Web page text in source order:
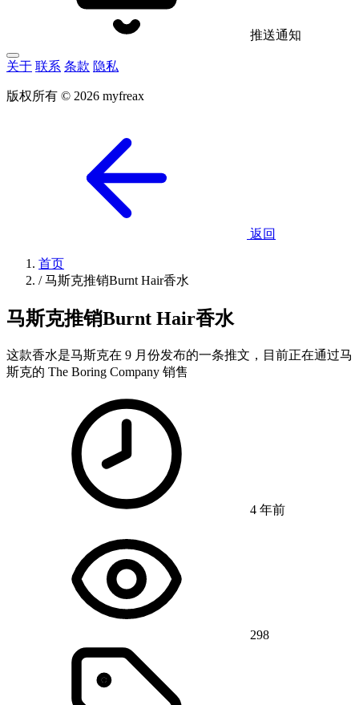
推送通知
关于 联系 条款 隐私
版权所有 © 2026 myfreax
返回
首页
/ 马斯克推销Burnt Hair香水
马斯克推销Burnt Hair香水
这款香水是马斯克在 9 月份发布的一条推文，目前正在通过马
斯克的 The Boring Company 销售
4 年前
298